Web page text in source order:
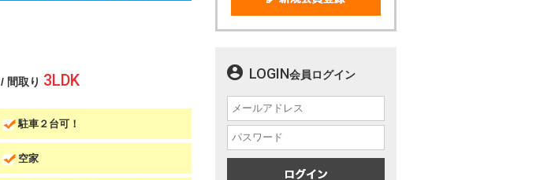
/ 間取り 3LDK
駐車２台可！
空家
LOGIN会員ログイン